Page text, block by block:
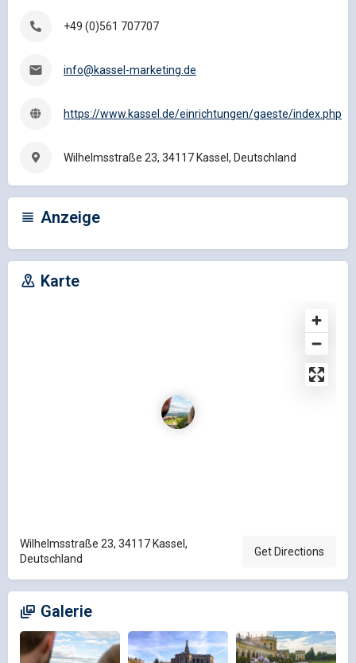
+49 (0)561 707707
info@kassel-marketing.de
https://www.kassel.de/einrichtungen/gaeste/index.php
Wilhelmsstraße 23, 34117 Kassel, Deutschland
Anzeige
Karte
Wilhelmsstraße 23, 34117 Kassel,
Deutschland
Get Directions
Galerie